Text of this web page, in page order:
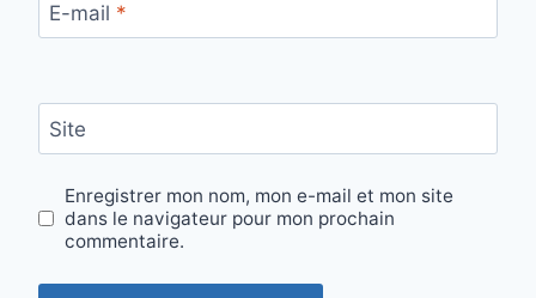
E-mail *
Site
Enregistrer mon nom, mon e-mail et mon site
dans le navigateur pour mon prochain
commentaire.